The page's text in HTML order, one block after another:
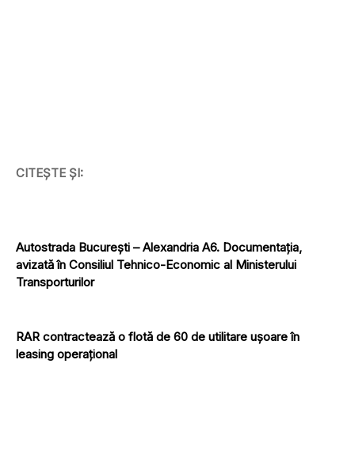
CITEȘTE ȘI:
Autostrada București – Alexandria A6. Documentația,
avizată în Consiliul Tehnico-Economic al Ministerului
Transporturilor
RAR contractează o flotă de 60 de utilitare ușoare în
leasing operațional